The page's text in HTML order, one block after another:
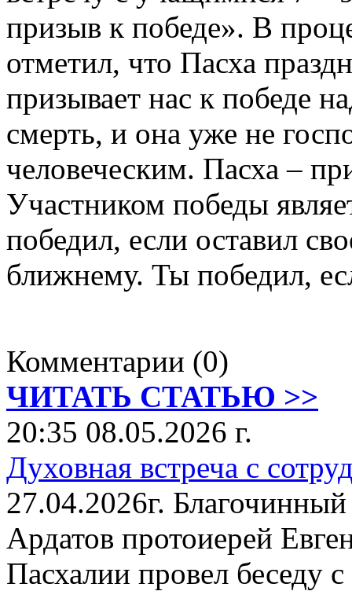
призыв к победе». В
отметил, что Пасха
призывает нас к победе
смерть, и она уже не
человеческим. Пасха –
Участником победы
победил, если оставил
ближнему. Ты победил,
Комментарии (0)
ЧИТАТЬ СТАТЬЮ >>
20:35 08.05.2026 г.
Духовная встреча с
27.04.2026г.
Ардатов протоиерей
Пасхалии провел беседу